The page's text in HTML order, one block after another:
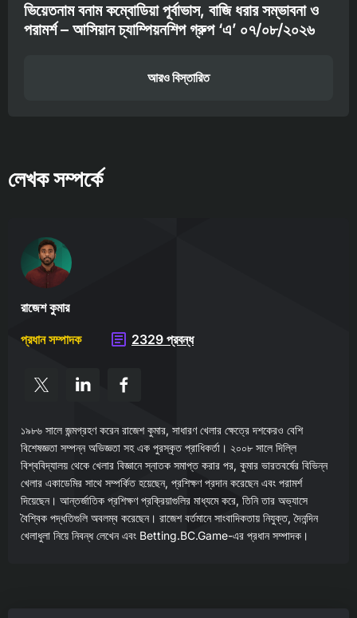
ভিয়েতনাম বনাম কম্বোডিয়া পূর্বাভাস, বাজি ধরার সম্ভাবনা ও
পরামর্শ – আসিয়ান চ্যাম্পিয়নশিপ গ্রুপ ‘এ’ ০৭/০৮/২০২৬
আরও বিস্তারিত
লেখক সম্পর্কে
রাজেশ কুমার
প্রধান সম্পাদক
2329 প্রবন্ধ
১৯৮৬ সালে জন্মগ্রহণ করেন রাজেশ কুমার, সাধারণ খেলার ক্ষেত্রে দশকেরও বেশি
বিশেষজ্ঞতা সম্পন্ন অভিজ্ঞতা সহ এক পুরস্কৃত প্রাধিকর্তা। ২০০৮ সালে দিল্লি
বিশ্ববিদ্যালয় থেকে খেলার বিজ্ঞানে স্নাতক সমাপ্ত করার পর, কুমার ভারতবর্ষের বিভিন্ন
খেলার একাডেমির সাথে সম্পর্কিত হয়েছেন, প্রশিক্ষণ প্রদান করেছেন এবং পরামর্শ
দিয়েছেন। আন্তর্জাতিক প্রশিক্ষণ প্রক্রিয়াগুলির মাধ্যমে করে, তিনি তার অভ্যাসে
বৈশ্বিক পদ্ধতিগুলি অবলম্ব করেছেন। রাজেশ বর্তমানে সাংবাদিকতায় নিযুক্ত, দৈনন্দিন
খেলাধুলা নিয়ে নিবন্ধ লেখেন এবং Betting.BC.Game-এর প্রধান সম্পাদক।